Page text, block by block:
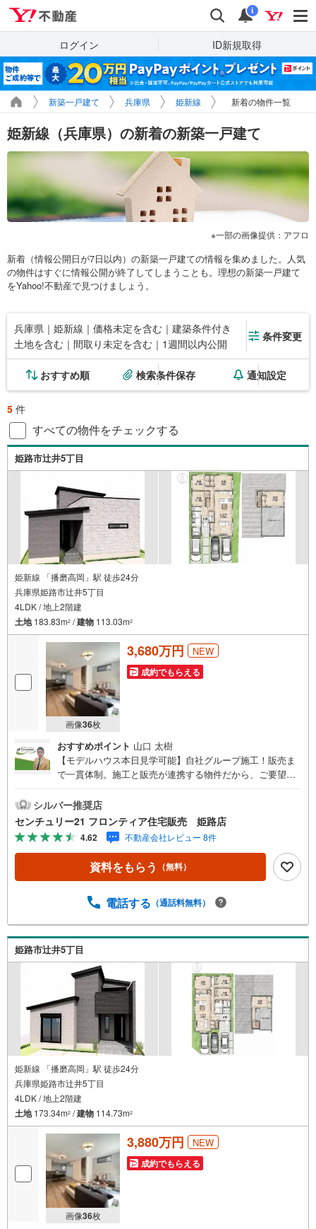
検索 通知
i
ログイン ID新規取得
新築一戸建て 兵庫県 姫新線 新着の物件一覧
姫新線（兵庫県）の新着の新築一戸建て
一部の画像提供：アフロ
新着（情報公開日が7日以内）の新築一戸建ての情報を集めました。人気
の物件はすぐに情報公開が終了してしまうことも。理想の新築一戸建て
をYahoo!不動産で見つけましょう。
兵庫県｜姫新線｜価格未定を含む｜建築条件付き
土地を含む｜間取り未定を含む｜1週間以内公開
条件変更
おすすめ順 検索条件保存 通知設定
5 件
すべての物件をチェックする
姫路市辻井5丁目
姫新線 「播磨高岡」駅 徒歩24分
兵庫県姫路市辻井5丁目
4LDK / 地上2階建
土地183.83m2 /建物 113.03m2
画像36枚
3,680万円 NEW
成約でもらえる
おすすめポイント 山口 太樹
【モデルハウス本日見学可能】自社グループ施工！販売ま
で一貫体制。施工と販売が連携する物件だから、ご要望に
ない家づくり。～自社ブランド物件:建売価格で「理想」を
諦めない住まい～■なぜ建売価格で「理想」が叶うのか？
施工から販売までグループ内で完結させることで中間コス
トを徹底カット。その分を「広さ」と「性能」に還元しま
した■「お金の理想」も諦めない。専属FPによる無料相談
・家計の「見える化」で安心を 教育費や老後資金など将来
ます。 ・プロならではのアドバイス 「最適な銀行は？」
大活用まで、家計を守る具体的なプランをご提案「自分ら
しい家」と「安心できる将来」どちらもフロンティアで叶
えませんか？当日の現地見学・FP相談も受付中です
シルバー推奨店
センチュリー21 フロンティア住宅販売 姫路店
4.62 不動産会社レビュー 8件
資料をもらう （無料）
電話する （通話料無料）
姫路市辻井5丁目
姫新線 「播磨高岡」駅 徒歩24分
兵庫県姫路市辻井5丁目
4LDK / 地上2階建
土地173.34m2 /建物 114.73m2
画像36枚
3,880万円 NEW
成約でもらえる